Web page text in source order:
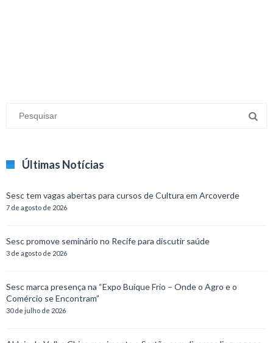
Últimas Notícias
Sesc tem vagas abertas para cursos de Cultura em Arcoverde
7 de agosto de 2026
Sesc promove seminário no Recife para discutir saúde
3 de agosto de 2026
Sesc marca presença na “Expo Buíque Frio – Onde o Agro e o
Comércio se Encontram”
30 de julho de 2026